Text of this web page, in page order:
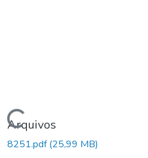
Carregando...
Arquivos
8251.pdf(25,99 MB)